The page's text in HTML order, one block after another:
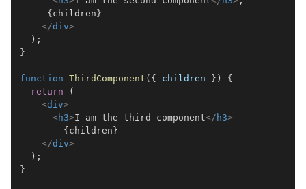
{ children }
</div>
) ;
}
function ThirdComponent ( { children } )
{
return
(
<div>
<h3>I am the third component</ h3>
{ children }
</div>
) ;
}